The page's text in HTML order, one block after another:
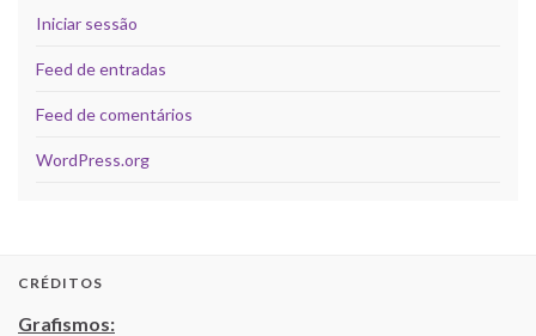
Iniciar sessão
Feed de entradas
Feed de comentários
WordPress.org
CRÉDITOS
Grafismos: